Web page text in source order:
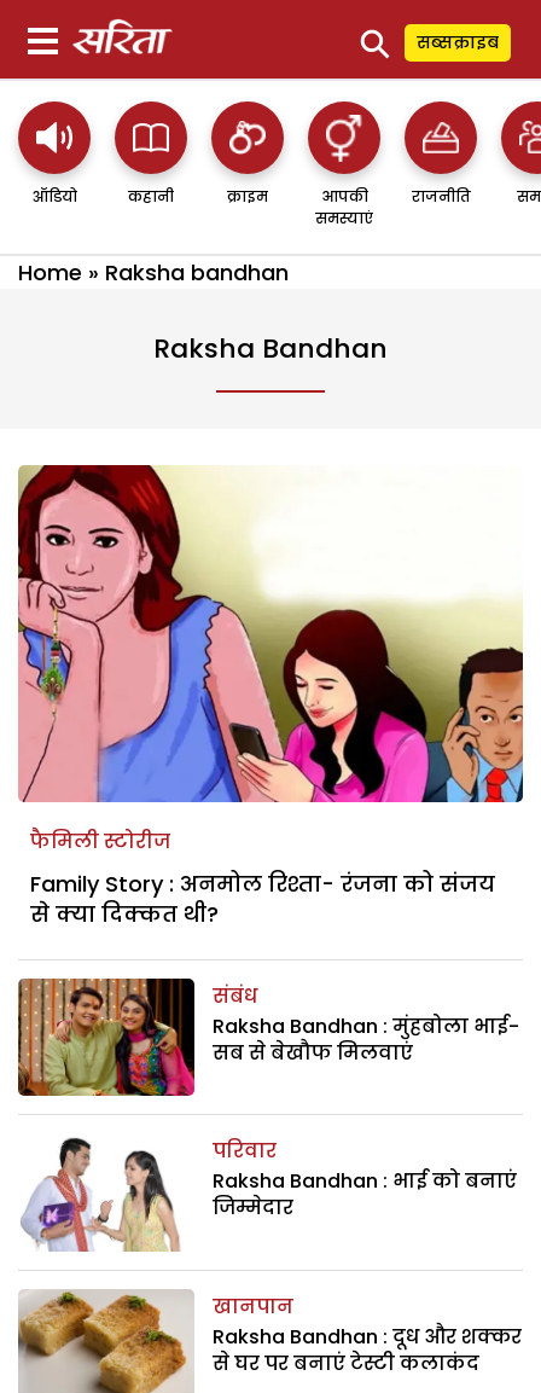
⚲ सब्सक्राइब
ऑडियो कहानी क्राइम
आपकी
समस्याएं
राजनीति
Home » Raksha bandhan
Raksha Bandhan
फैमिली स्टोरीज
Family Story : अनमोल रिश्ता- रंजना को संजय
से क्या दिक्कत थी?
संबंध
Raksha Bandhan : मुंहबोला भाई-
सब से बेखौफ मिलवाएं
परिवार
Raksha Bandhan : भाई को बनाएं
जिम्मेदार
खानपान
Raksha Bandhan : दूध और शक्कर
से घर पर बनाएं टेस्टी कलाकंद